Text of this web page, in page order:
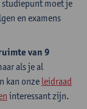
moet je
en examens
van 9
als je al
kan onze leidraad
interessant zijn.